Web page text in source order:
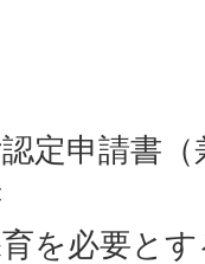
定申請書
を必要と